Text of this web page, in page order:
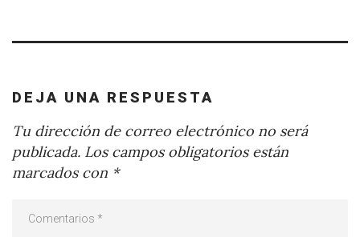
DEJA UNA RESPUESTA
Tu dirección de correo electrónico no será
publicada. Los campos obligatorios están
marcados con *